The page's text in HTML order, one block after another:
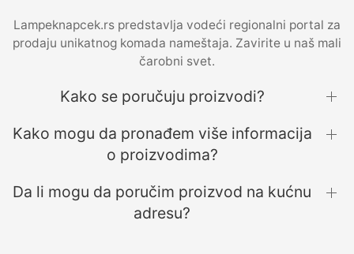
Lampeknapcek.rs predstavlja vodeći regionalni portal za
prodaju unikatnog komada nameštaja. Zavirite u naš mali
čarobni svet.
Kako se poručuju proizvodi?
Kako mogu da pronađem više informacija
o proizvodima?
Da li mogu da poručim proizvod na kućnu
adresu?